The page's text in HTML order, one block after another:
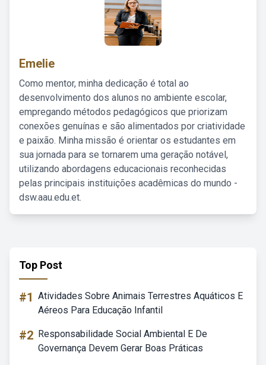
Emelie
Como mentor, minha dedicação é total ao
desenvolvimento dos alunos no ambiente escolar,
empregando métodos pedagógicos que priorizam
conexões genuínas e são alimentados por criatividade
e paixão. Minha missão é orientar os estudantes em
sua jornada para se tornarem uma geração notável,
utilizando abordagens educacionais reconhecidas
pelas principais instituições acadêmicas do mundo -
dsw.aau.edu.et.
Top Post
#1 Atividades Sobre Animais Terrestres Aquáticos E
Aéreos Para Educação Infantil
#2 Responsabilidade Social Ambiental E De
Governança Devem Gerar Boas Práticas